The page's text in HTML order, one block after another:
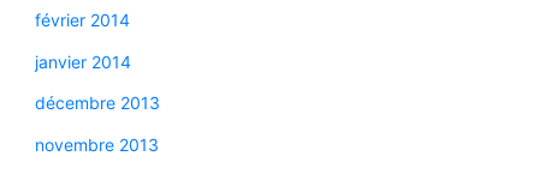
février 2014
janvier 2014
décembre 2013
novembre 2013